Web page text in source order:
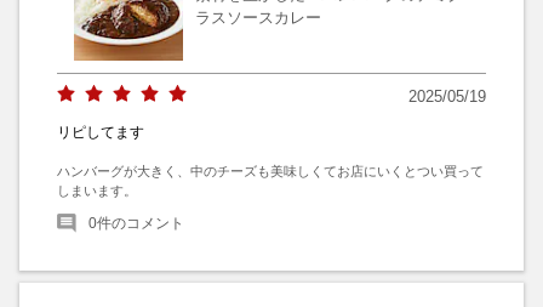
ラスソースカレー
2025/05/19
リピしてます
ハンバーグが大きく、中のチーズも美味しくてお店にいくとつい買って
しまいます。
0件のコメント